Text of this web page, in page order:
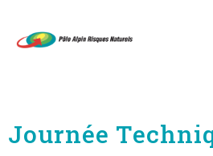
Journée